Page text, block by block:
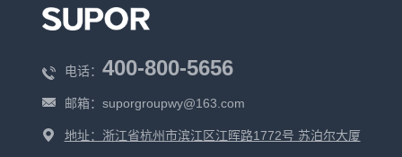
电话： 400-800-5656
邮箱： suporgroupwy@163.com
地址：浙江省杭州市滨江区江晖路1772号 苏泊尔大厦